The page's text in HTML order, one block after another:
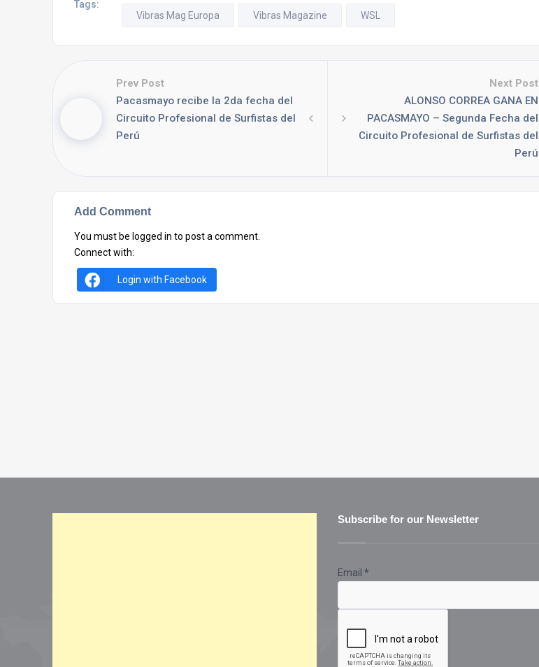
Tags:
Vibras Mag Europa Vibras Magazine WSL
Prev Post
Pacasmayo recibe la 2da fecha del
Circuito Profesional de Surfistas del
Perú
Next Post
ALONSO CORREA GANA EN
PACASMAYO – Segunda Fecha del
Circuito Profesional de Surfistas del
Perú
Add Comment
You must be logged in to post a comment.
Connect with:
Login with Facebook
Subscribe for our Newsletter
Email *